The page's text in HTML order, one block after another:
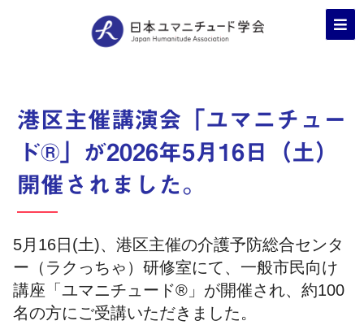
港区主催講演会「ユマニチュー
ド®」が2026年5月16日（土）
開催されました。
5月16日(土)、港区主催の介護予防総合センタ
ー（ラクっちゃ）研修室にて、一般市民向け
講座「ユマニチュード®」が開催され、約100
名の方にご受講いただきました。